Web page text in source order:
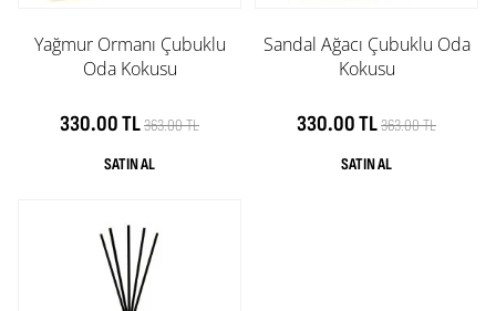
Yağmur Ormanı Çubuklu
Oda Kokusu
330.00 TL363.00 TL
Sandal Ağacı Çubuklu Oda
Kokusu
330.00 TL363.00 TL